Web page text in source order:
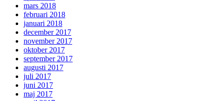
mars 2018
februari 2018
januari 2018
december 2017
november 2017
oktober 2017
september 2017
augusti 2017
juli 2017
juni 2017
maj 2017